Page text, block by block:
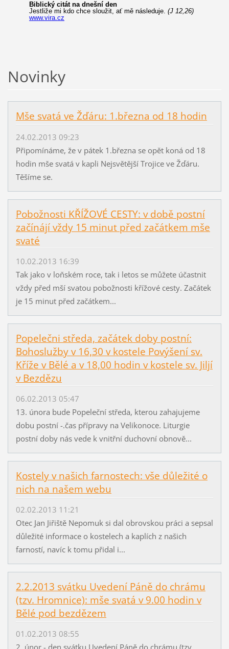
Novinky
Mše svatá ve Žďáru: 1.března od 18 hodin
24.02.2013 09:23
Připomínáme, že v pátek 1.března se opět koná od 18
hodin mše svatá v kapli Nejsvětější Trojice ve Žďáru.
Těšíme se.
Pobožnosti KŘÍŽOVÉ CESTY: v době postní
začínájí vždy 15 minut před začátkem mše
svaté
10.02.2013 16:39
Tak jako v loňském roce, tak i letos se můžete účastnit
vždy před mší svatou pobožnosti křížové cesty. Začátek
je 15 minut před začátkem...
Popelečni středa, začátek doby postní:
Bohoslužby v 16,30 v kostele Povýšení sv.
Kříže v Bělé a v 18,00 hodin v kostele sv. Jiljí
v Bezdězu
06.02.2013 05:47
13. února bude Popeleční středa, kterou zahajujeme
dobu postní -.čas přípravy na Velikonoce. Liturgie
postní doby nás vede k vnitřní duchovní obnově...
Kostely v našich farnostech: vše důležité o
nich na našem webu
02.02.2013 11:21
Otec Jan Jiřiště Nepomuk si dal obrovskou práci a sepsal
důležité informace o kostelech a kaplích z našich
farností, navíc k tomu přidal i...
2.2.2013 svátku Uvedení Páně do chrámu
(tzv. Hromnice): mše svatá v 9.00 hodin v
Bělé pod bezdězem
01.02.2013 08:55